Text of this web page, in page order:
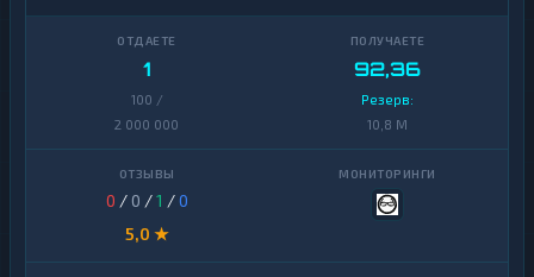
1
100 /
2 000 000
92,36
Резерв:
10,8 M
0 / 0 /1 /0
5,0 ★